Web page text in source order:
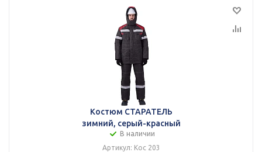
Костюм СТАРАТЕЛЬ
зимний, серый-красный
В наличии
Артикул: Кос 203